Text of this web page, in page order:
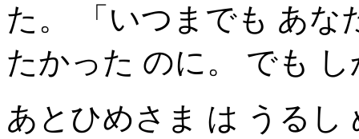
た。 「いつまでも あな
たかった のに。 でも
あとひめさま は うるし